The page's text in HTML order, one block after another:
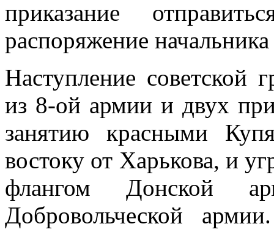
приказание
распоряжение
Наступление советской
из 8-ой армии и двух
занятию красными
востоку от Харькова, и
флангом Донской
Добровольческой